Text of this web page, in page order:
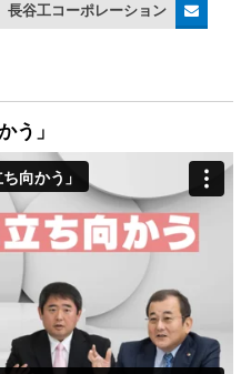
長谷工コーポレーション
う」